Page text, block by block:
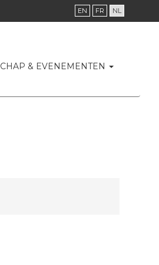
EN FR NL
& EVENEMENTEN